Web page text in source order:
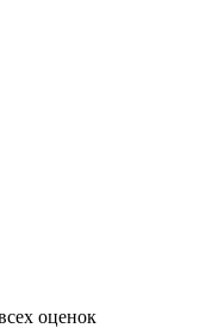
оценок